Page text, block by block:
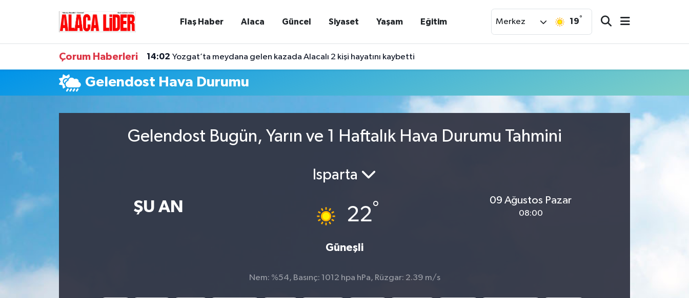
Flaş Haber Alaca Güncel Siyaset Yaşam Eğitim Merkez 19°
Çorum Haberleri 14:02 Yozgat’ta meydana gelen kazada Alacalı 2 kişi hayatını kaybetti
Gelendost Hava Durumu
Gelendost Bugün, Yarın ve 1 Haftalık Hava Durumu Tahmini
ŞU AN
Isparta
22°
Güneşli
09 Ağustos Pazar
08:00
Nem: %54, Basınç: 1012 hpa hPa, Rüzgar: 2.39 m/s
Çorum Namaz Vakitleri
Süper Lig Puan Durumu ve Fikstür
Son Dakika Haberleri